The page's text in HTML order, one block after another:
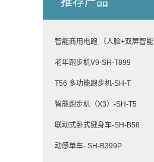
智能商用电跑 （人脸+双屏智能
老年跑步机V9-SH-T899
T56 多功能跑步机-SH-T
智能跑步机（X3）-SH-T5
联动式卧式健身车-SH-B58
动感单车- SH-B399P